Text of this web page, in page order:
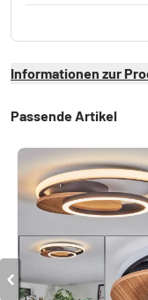
Informationen zur
Passende Artikel